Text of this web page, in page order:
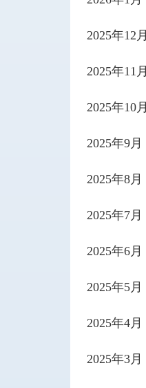
2025年12月
2025年11月
2025年10月
2025年9月
2025年8月
2025年7月
2025年6月
2025年5月
2025年4月
2025年3月